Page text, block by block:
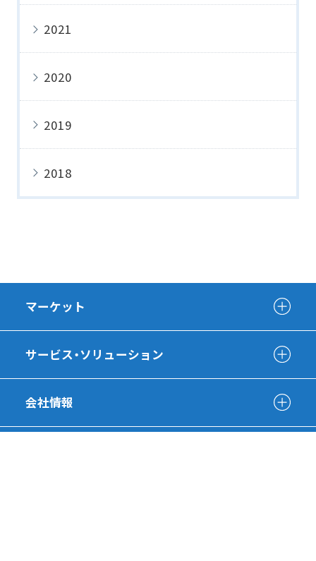
2021
2020
2019
2018
マーケット
サービス・ソリューション
会社情報